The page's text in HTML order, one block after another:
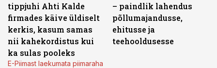
tippjuhi Ahti Kalde
firmades käive üldiselt
kerkis, kasum samas
nii kahekordistus kui
ka sulas pooleks
E-Piimast laekumata piimaraha
– paindlik lahendus
põllumajandusse,
ehitusse ja
teehooldusesse